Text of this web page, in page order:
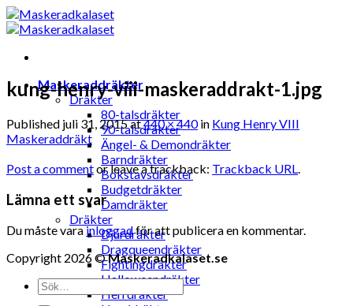
Skip
to
Maskeraddräkter
Dräkter
80-talsdräkter
90-talsdräkter
Ängel- & Demondräkter
Barndräkter
Bokstavsdräkter
Budgetdräkter
Damdräkter
Dräkter
Djurdräkter
Dragqueendräkter
Fightingdräkter
Halloweendräkter
Herrdräkter
kung-henry-viii-maskeraddrakt-1.jpg
Published juli 31, 2015at440 × 440in Kung Henry VIII
Maskeraddräkt
Post a commentor leave a trackback: Trackback URL.
Lämna ett svar
Du måste varainloggadför att publicera en kommentar.
Copyright 2026 ©Maskeradkalaset.se
Sök
efter: